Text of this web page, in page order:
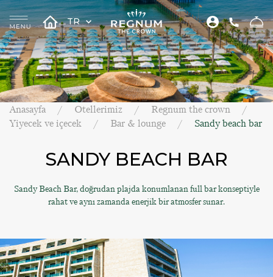
TR
Anasayfa Otellerimiz
Regnum the crown
Yiyecek ve içecek
Bar & lounge Sandy beach bar
SANDY BEACH BAR
Sandy Beach Bar, doğrudan plajda konumlanan full bar konseptiyle
rahat ve aynı zamanda enerjik bir atmosfer sunar.